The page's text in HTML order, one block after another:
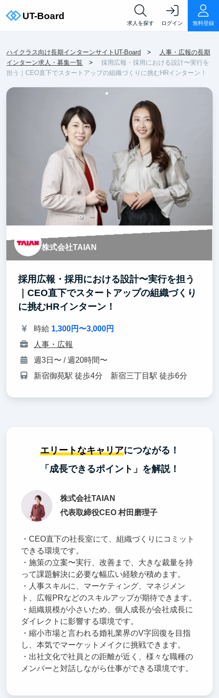
求人を探す ログイン 無料登録
ハイクラス向け長期インターンサイトUT-Board
人事・広報の長期
インターン求人・募集一覧
採用広報・採用における設計〜実行を
担う｜CEO直下でスタートアップの組織づくりに挑むHRインターン！
株式会社TAIAN
採用広報・採用における設計〜実行を担う
｜CEO直下でスタートアップの組織づくり
に挑むHRインターン！
時給 1,300円〜3,000円
人事・広報
週3日〜 / 週20時間〜
新宿御苑駅 徒歩4分 新宿三丁目駅 徒歩6分
エリートなキャリアにつながる！
「成長できるポイント」を解説！
株式会社TAIAN
代表取締役CEO 村田磨理子
・CEO直下の社長室にて、組織づくりにコミット
できる環境です。
・施策の立案〜実行、改善まで、大きな裁量を持
って課題解決に必要な幅広い経験が積めます。
・人事スキルに、マーケティング、マネジメン
ト、広報PRなどのスキルアップが期待できます。
・組織規模が小さいため、個人成長が会社成長に
ダイレクトに影響する環境です。
・縮小市場と言われる婚礼業界のV字回復を目指
し、本気でマーケットメイクに挑戦できます。
・出社文化で社員との距離が近く、様々な職種の
メンバーと対話しながら仕事ができる環境です。